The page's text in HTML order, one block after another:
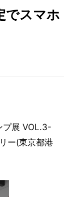
でスマホ
プ展 VOL.3-
ー(東京都港